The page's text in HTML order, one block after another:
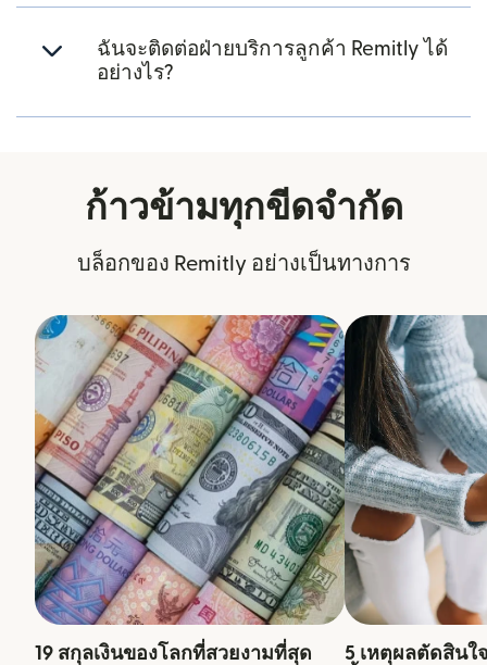
ฉันจะติดต่อฝ่ายบริการลูกค้า Remitly ได้
อย่างไร?
ก้าวข้ามทุกขีดจำกัด
บล็อกของ Remitly อย่างเป็นทางการ
19 สกุลเงินของโลกที่สวยงามที่สุด
5 เหตุผลตัดสินใ